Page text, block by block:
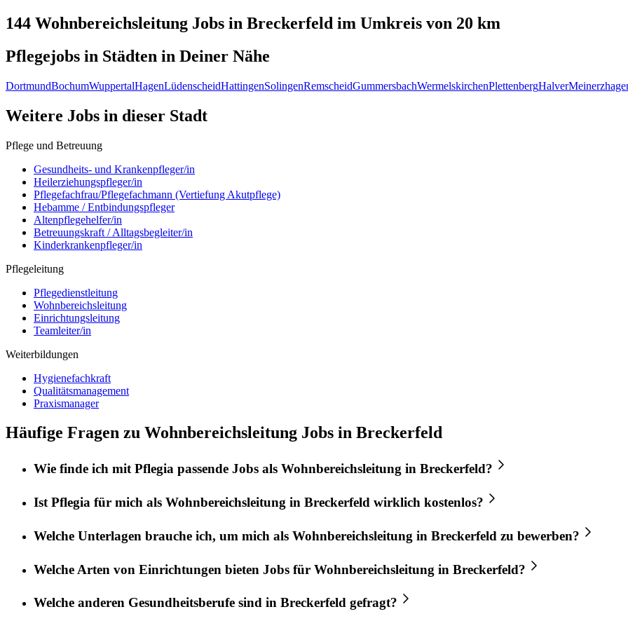
144 Wohnbereichsleitung Jobs in Breckerfeld im Umkreis von 20 km
Pflegejobs in Städten in Deiner Nähe
DortmundBochumWuppertalHagenLüdenscheidHattingenSolingenRemscheidGummersbachWermelskirchenPlettenbergHalver
Weitere Jobs in dieser Stadt
Pflege und Betreuung
Gesundheits- und Krankenpfleger/in
Heilerziehungspfleger/in
Pflegefachfrau/Pflegefachmann (Vertiefung Akutpflege)
Hebamme / Entbindungspfleger
Altenpflegehelfer/in
Betreuungskraft / Alltagsbegleiter/in
Kinderkrankenpfleger/in
Pflegeleitung
Pflegedienstleitung
Wohnbereichsleitung
Einrichtungsleitung
Teamleiter/in
Weiterbildungen
Hygienefachkraft
Qualitätsmanagement
Praxismanager
Häufige Fragen zu Wohnbereichsleitung Jobs in Breckerfeld
Wie finde ich mitPflegia passende Jobs als Wohnbereichsleitung in Breckerfeld?
Ist Pflegia für mich als Wohnbereichsleitung in Breckerfeld wirklich kostenlos?
Welche Unterlagen brauche ich, um mich als Wohnbereichsleitung in Breckerfeld zu bewerben?
Welche Arten von Einrichtungen bieten Jobs für Wohnbereichsleitung in Breckerfeld?
Welche anderen Gesundheitsberufe sind in Breckerfeld gefragt?